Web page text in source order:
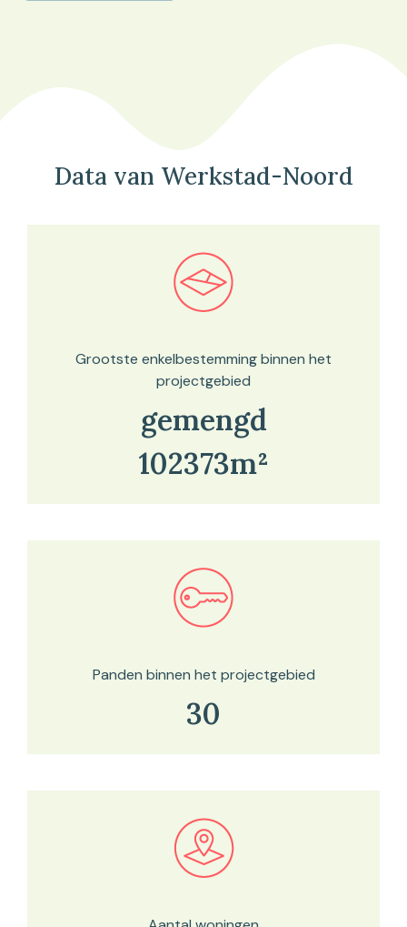
Data van Werkstad-Noord
Bekijk in onze kaartviewer
Grootste enkelbestemming binnen het
projectgebied
gemengd
102373m²
Bekijk in onze kaartviewer
Panden binnen het projectgebied
30
Bekijk in onze kaartviewer